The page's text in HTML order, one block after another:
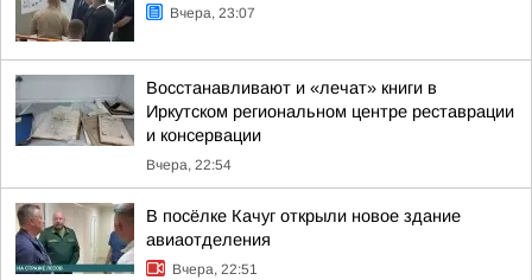
Вчера, 23:07
Восстанавливают и «лечат» книги в
Иркутском региональном центре реставрации
и консервации
Вчера, 22:54
В посёлке Качуг открыли новое здание
авиаотделения
Вчера, 22:51